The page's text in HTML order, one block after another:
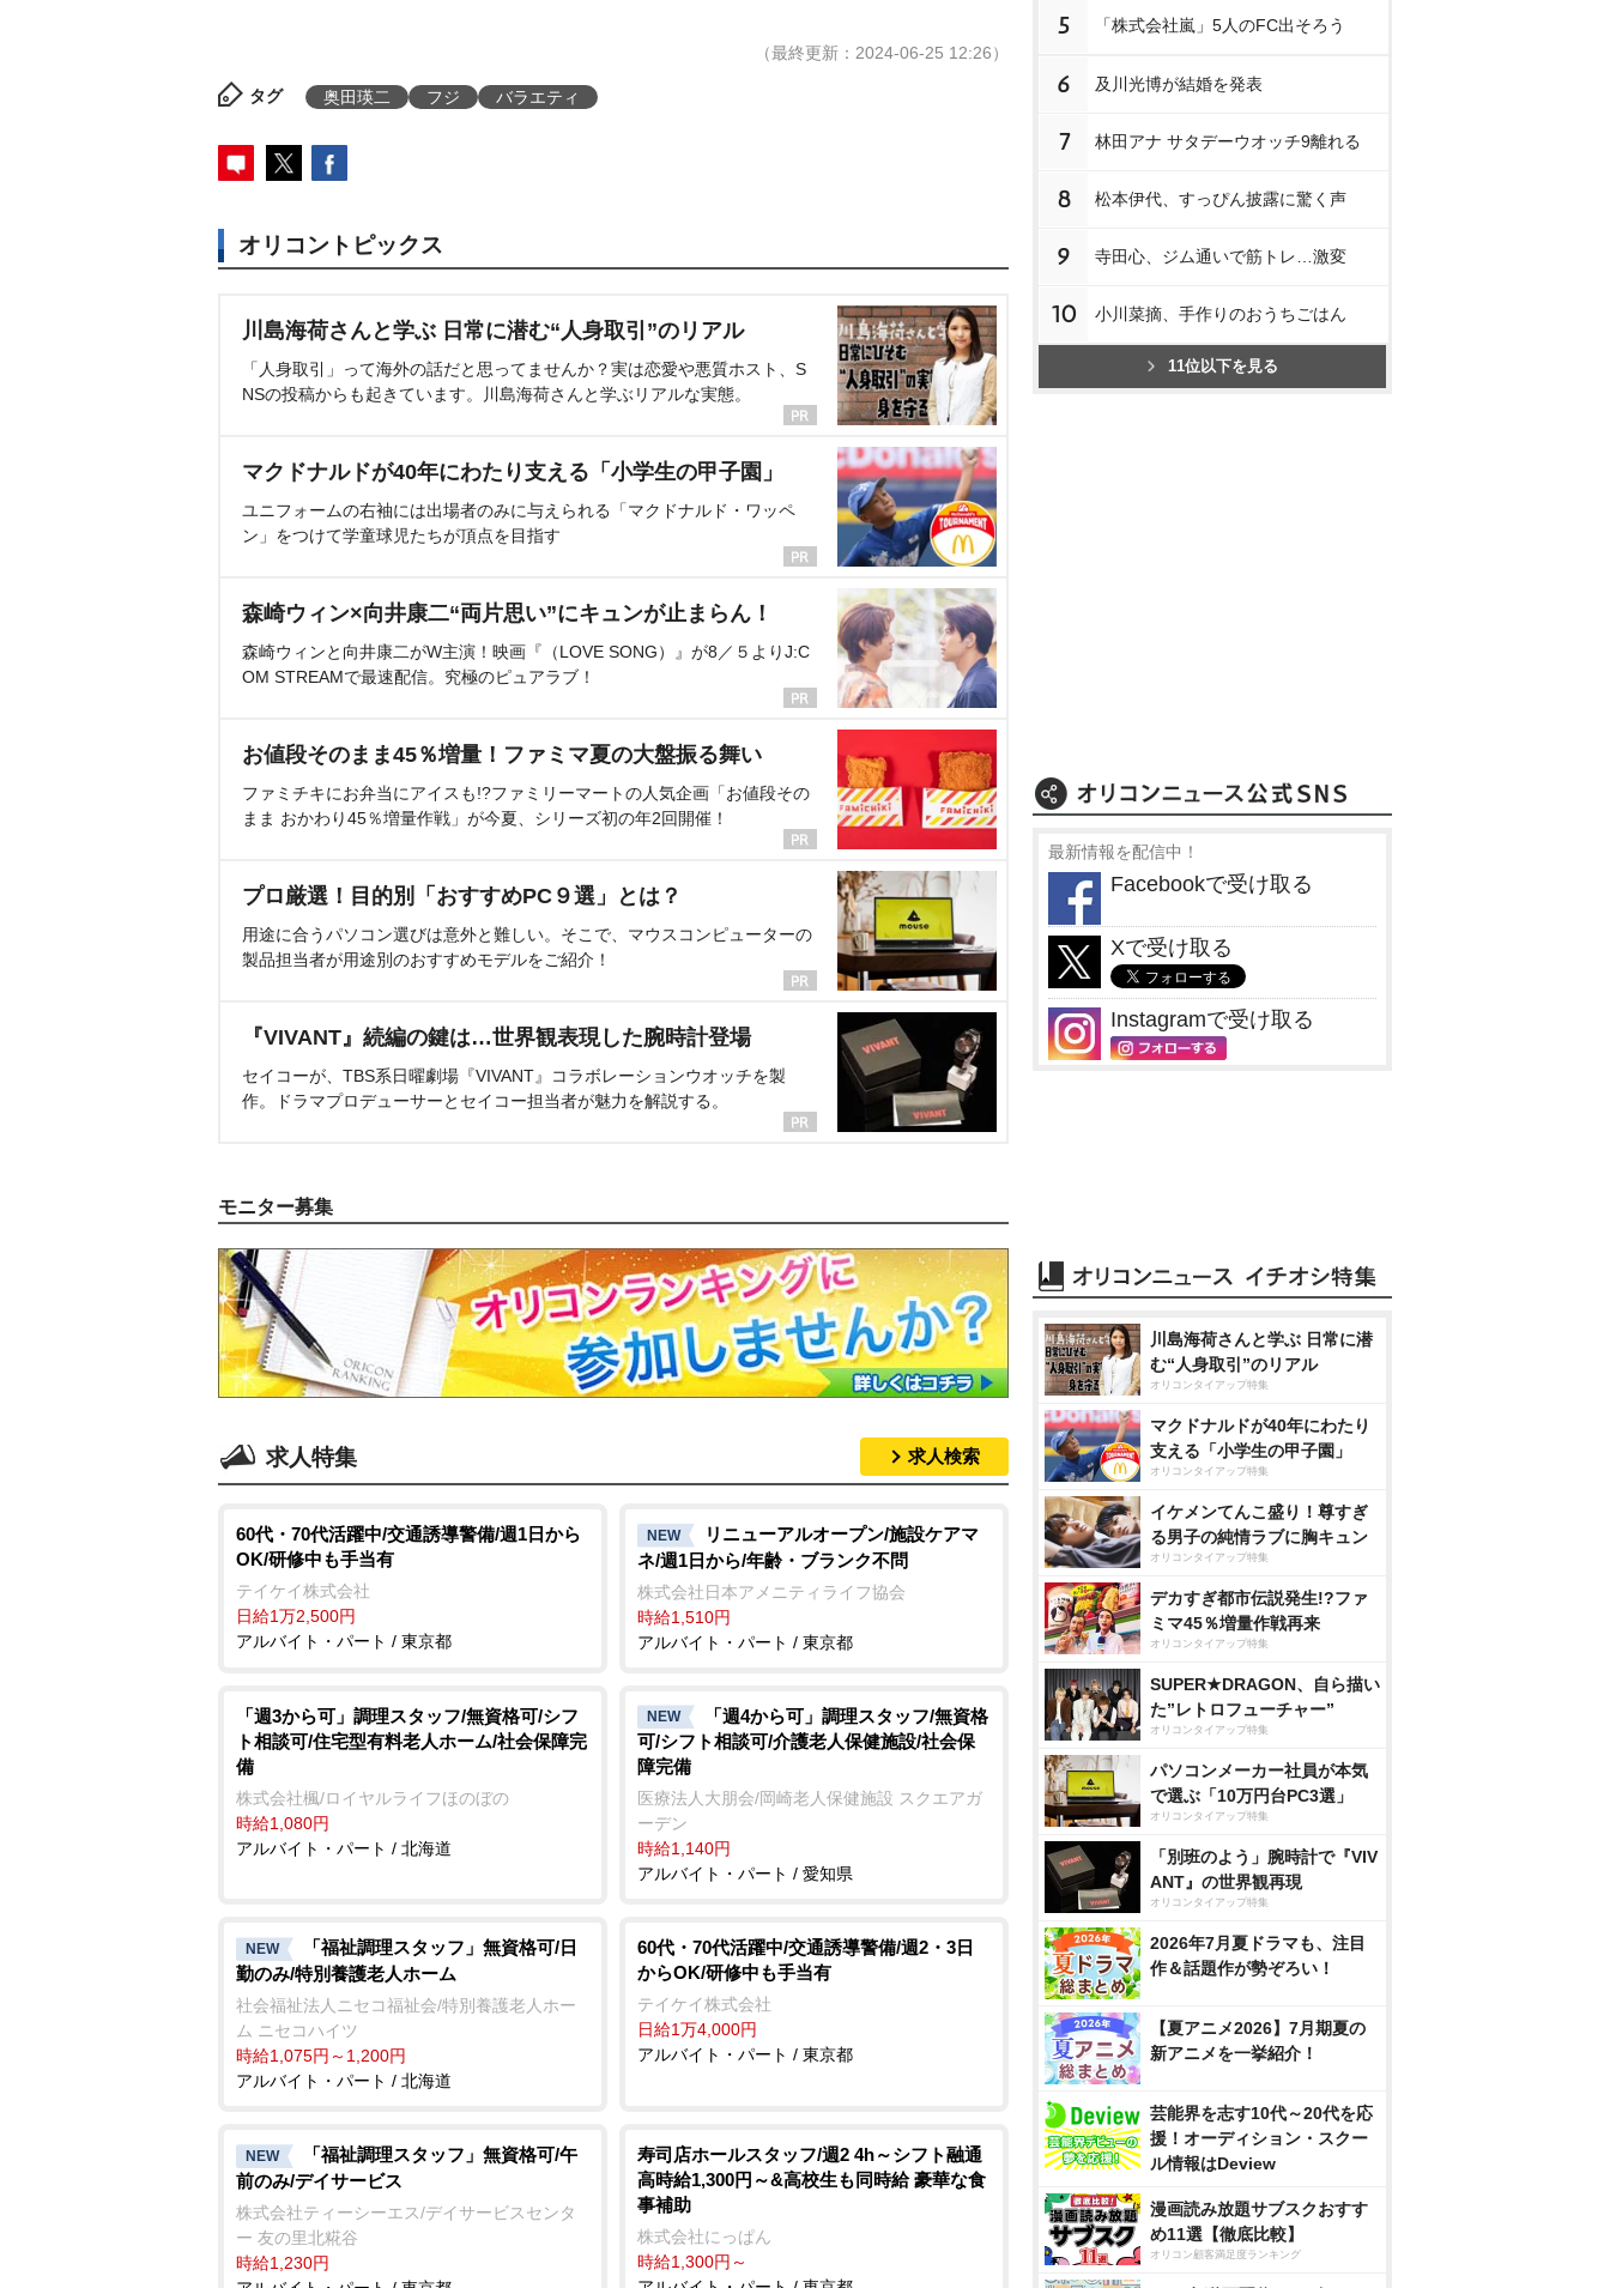
（最終更新：2024-06-25 12:26）
タグ 奥田瑛二 フジ バラエティ
オリコントピックス
川島海荷さんと学ぶ 日常に潜む“人身取引”のリアル
「人身取引」って海外の話だと思ってませんか？実は恋愛や悪質ホスト、S
NSの投稿からも起きています。川島海荷さんと学ぶリアルな実態。
マクドナルドが40年にわたり支える「小学生の甲子園」
ユニフォームの右袖には出場者のみに与えられる「マクドナルド・ワッペ
ン」をつけて学童球児たちが頂点を目指す
森崎ウィン×向井康二“両片思い”にキュンが止まらん！
森崎ウィンと向井康二がW主演！映画『（LOVE SONG）』が8／５よりJ:C
OM STREAMで最速配信。究極のピュアラブ！
お値段そのまま45％増量！ファミマ夏の大盤振る舞い
ファミチキにお弁当にアイスも!?ファミリーマートの人気企画「お値段その
まま おかわり45％増量作戦」が今夏、シリーズ初の年2回開催！
プロ厳選！目的別「おすすめPC９選」とは？
用途に合うパソコン選びは意外と難しい。そこで、マウスコンピューターの
製品担当者が用途別のおすすめモデルをご紹介！
『VIVANT』続編の鍵は…世界観表現した腕時計登場
セイコーが、TBS系日曜劇場『VIVANT』コラボレーションウオッチを製
作。ドラマプロデューサーとセイコー担当者が魅力を解説する。
モニター募集
求人特集 求人検索
60代・70代活躍中/交通誘導警備/週1日から
OK/研修中も手当有
テイケイ株式会社
日給1万2,500円
アルバイト・パート / 東京都
NEW
リニューアルオープン/施設ケアマ
ネ/週1日から/年齢・ブランク不問
株式会社日本アメニティライフ協会
時給1,510円
アルバイト・パート / 東京都
「週3から可」調理スタッフ/無資格可/シフ
ト相談可/住宅型有料老人ホーム/社会保障完
備
株式会社楓/ロイヤルライフほのぼの
時給1,080円
アルバイト・パート / 北海道
NEW
「週4から可」調理スタッフ/無資格
可/シフト相談可/介護老人保健施設/社会保
障完備
医療法人大朋会/岡崎老人保健施設 スクエアガ
ーデン
時給1,140円
アルバイト・パート / 愛知県
NEW
「福祉調理スタッフ」無資格可/日
勤のみ/特別養護老人ホーム
社会福祉法人ニセコ福祉会/特別養護老人ホー
ム ニセコハイツ
時給1,075円～1,200円
アルバイト・パート / 北海道
60代・70代活躍中/交通誘導警備/週2・3日
からOK/研修中も手当有
テイケイ株式会社
日給1万4,000円
アルバイト・パート / 東京都
NEW
「福祉調理スタッフ」無資格可/午
前のみ/デイサービス
株式会社ティーシーエス/デイサービスセンタ
ー 友の里北糀谷
時給1,230円
寿司店ホールスタッフ/週2 4h～シフト融通
高時給1,300円～&高校生も同時給 豪華な食
事補助
株式会社にっぱん
時給1,300円～
5 「株式会社嵐」5人のFC出そろう
6 及川光博が結婚を発表
7 林田アナ サタデーウオッチ9離れる
8 松本伊代、すっぴん披露に驚く声
9 寺田心、ジム通いで筋トレ…激変
10 小川菜摘、手作りのおうちごはん
11位以下を見る
最新情報を配信中！
Facebookで受け取る
Xで受け取る
Instagramで受け取る
川島海荷さんと学ぶ 日常に潜
む“人身取引”のリアル
オリコンタイアップ特集
マクドナルドが40年にわたり
支える「小学生の甲子園」
オリコンタイアップ特集
イケメンてんこ盛り！尊すぎ
る男子の純情ラブに胸キュン
オリコンタイアップ特集
デカすぎ都市伝説発生!?ファ
ミマ45％増量作戦再来
オリコンタイアップ特集
SUPER★DRAGON、自ら描い
た”レトロフューチャー”
オリコンタイアップ特集
パソコンメーカー社員が本気
で選ぶ「10万円台PC3選」
オリコンタイアップ特集
「別班のよう」腕時計で『VIV
ANT』の世界観再現
オリコンタイアップ特集
2026年7月夏ドラマも、注目
作＆話題作が勢ぞろい！
【夏アニメ2026】7月期夏の
新アニメを一挙紹介！
芸能界を志す10代～20代を応
援！オーディション・スクー
ル情報はDeview
漫画読み放題サブスクおすす
め11選【徹底比較】
オリコン顧客満足度ランキング